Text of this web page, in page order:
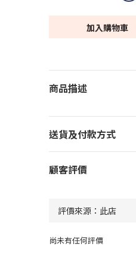
加入購物車
商品描述
送貨及付款方式
顧客評價
尚未有任何評價